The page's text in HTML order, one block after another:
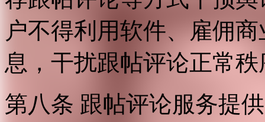
户不得利用软件、雇佣
息，干扰跟帖评论正常
第八条 跟帖评论服务提